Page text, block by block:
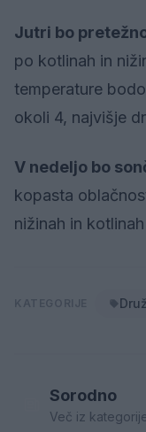
Jutri bo
po kotlinah in
temperature
okoli 4, najvišje
V nedeljo bo
kopasta
nižinah in
Sorodno
Več iz